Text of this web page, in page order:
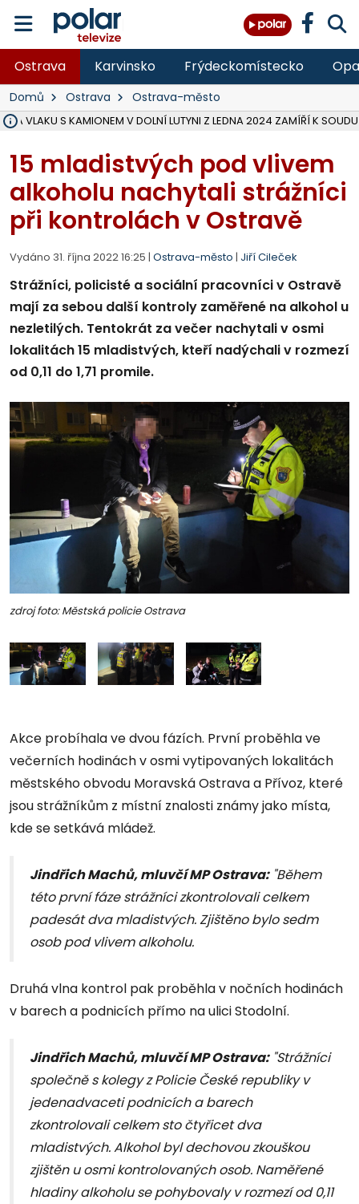
Ostrava Karvinsko Frýdeckomístecko
Domů Ostrava Ostrava-město
VLAKU S KAMIONEM V DOLNÍ LUTYNI Z LEDNA 2024 ZAMÍŘÍ K SOUDU
15 mladistvých pod vlivem
alkoholu nachytali strážníci
při kontrolách v Ostravě
Vydáno 31. října 2022 16:25 | Ostrava-město | Jiří Cileček
Strážníci, policisté a sociální pracovníci v Ostravě
mají za sebou další kontroly zaměřené na alkohol u
nezletilých. Tentokrát za večer nachytali v osmi
lokalitách 15 mladistvých, kteří nadýchali v rozmezí
od 0,11 do 1,71 promile.
zdroj foto: Městská policie Ostrava
Akce probíhala ve dvou fázích. První proběhla ve
večerních hodinách v osmi vytipovaných lokalitách
městského obvodu Moravská Ostrava a Přívoz, které
jsou strážníkům z místní znalosti známy jako místa,
kde se setkává mládež.
Jindřich Machů, mluvčí MP Ostrava:"Během
této první fáze strážníci zkontrolovali celkem
padesát dva mladistvých. Zjištěno bylo sedm
osob pod vlivem alkoholu.
Druhá vlna kontrol pak proběhla v nočních hodinách
v barech a podnicích přímo na ulici Stodolní.
Jindřich Machů, mluvčí MP Ostrava:"Strážníci
společně s kolegy z Policie České republiky v
jedenadvaceti podnicích a barech
zkontrolovali celkem sto čtyřicet dva
mladistvých. Alkohol byl dechovou zkouškou
zjištěn u osmi kontrolovaných osob. Naměřené
hladiny alkoholu se pohybovaly v rozmezí od 0,11